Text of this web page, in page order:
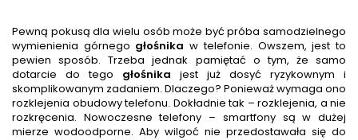
Pewną pokusą dla wielu osób może być próba samodzielnego
wymienienia górnego głośnika w telefonie. Owszem, jest to
pewien sposób. Trzeba jednak pamiętać o tym, że samo
dotarcie do tego głośnika jest już dosyć ryzykownym i
skomplikowanym zadaniem. Dlaczego? Ponieważ wymaga ono
rozklejenia obudowy telefonu. Dokładnie tak – rozklejenia, a nie
rozkręcenia. Nowoczesne telefony – smartfony są w dużej
mierze wodoodporne. Aby wilgoć nie przedostawała się do